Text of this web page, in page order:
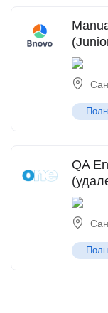
QA